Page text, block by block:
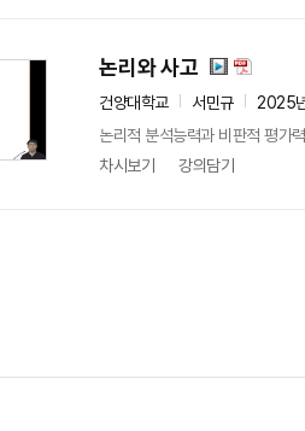
논리와 사고
건양대학교 서민규
2025
논리적 분석능력과 비판적 평가
차시보기
강의담기